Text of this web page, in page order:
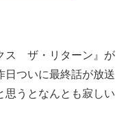
ス ザ・リターン』が
日ついに最終話が放送
思うとなんとも寂しい